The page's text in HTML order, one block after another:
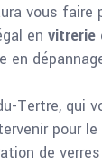
vous faire
en vitrerie
en
Tertre, qui
pour le
de